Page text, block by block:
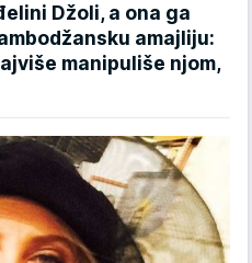
Džoli, a ona ga
amajliju:
manipuliše njom,